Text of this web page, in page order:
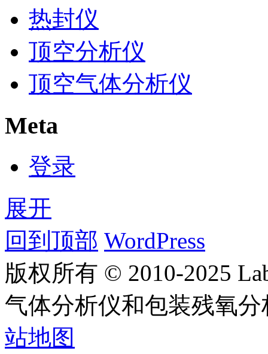
热封仪
顶空分析仪
顶空气体分析仪
Meta
登录
展开
回到顶部 WordPress
版权所有 © 2010-2025
气体分析仪和包装残氧
站地图